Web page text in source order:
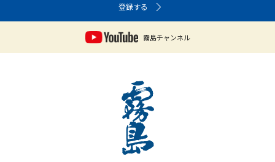
登録する
霧島チャンネル